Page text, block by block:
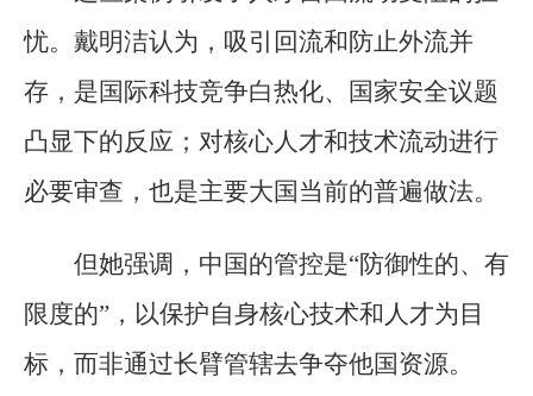
忧。戴明洁认为，吸引回流和防止外流并
存，是国际科技竞争白热化、国家安全议题
凸显下的反应；对核心人才和技术流动进行
必要审查，也是主要大国当前的普遍做法。
但她强调，中国的管控是“防御性的、有
限度的”，以保护自身核心技术和人才为目
标，而非通过长臂管辖去争夺他国资源。